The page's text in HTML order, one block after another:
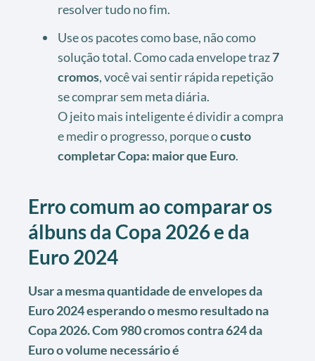
resolver tudo no fim.
Use os pacotes como base, não como
solução total. Como cada envelope traz7
cromos, você vai sentir rápida repetição
se comprar sem meta diária.
O jeito mais inteligente é dividir a compra
e medir o progresso, porque ocusto
completar Copa: maior que Euro.
Erro comum ao comparar os
álbuns da Copa 2026 e da
Euro 2024
Usar a mesma quantidade de envelopes da
Euro 2024 esperando o mesmo resultado na
Copa 2026. Com 980 cromos contra 624 da
Euro o volume necessário é